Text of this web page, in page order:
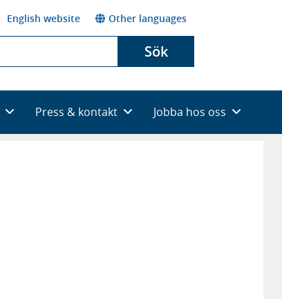
English website Other languages
Sök
Press & kontakt Jobba hos oss